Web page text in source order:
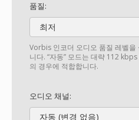
품질:
최저
Vorbis 인코더 오디오 품질 레벨을
니다. “자동” 모드는 대략 112
의 경우에 적합합니다.
오디오 채널:
자동 (변경 없음)